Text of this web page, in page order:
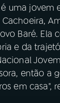
Facebook
X
uma jovem
Baré. Ela
e da
então a
em casa",